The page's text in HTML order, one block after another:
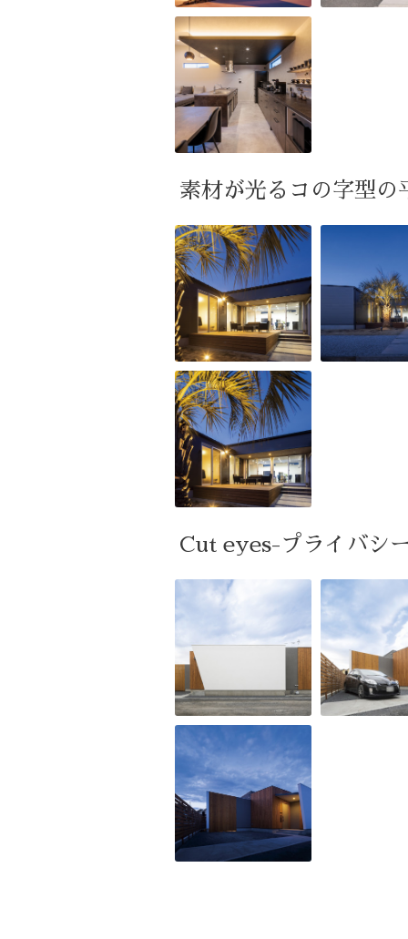
素材が光るコの字型の
Cut eyes-プライバシ